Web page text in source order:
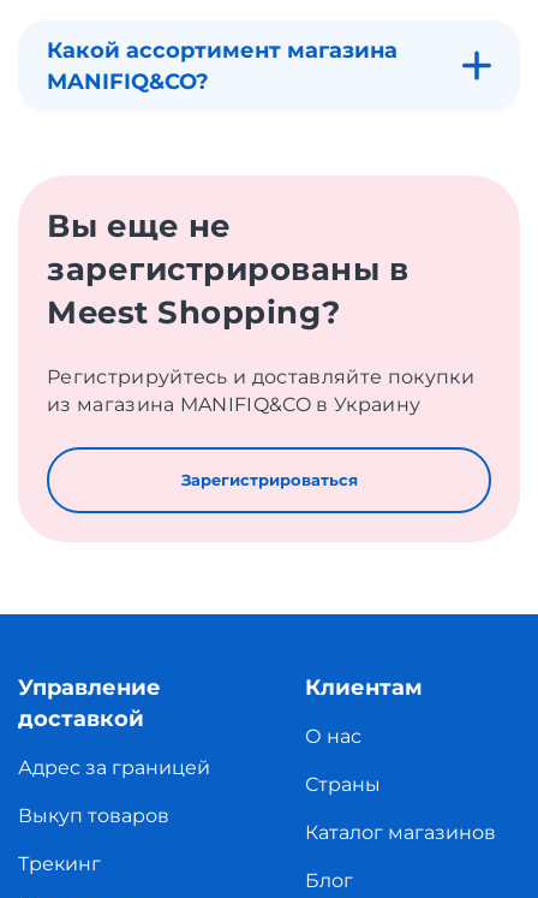
Какой ассортимент магазина
MANIFIQ&CO?
Вы еще не
зарегистрированы в
Meest Shopping?
Регистрируйтесь и доставляйте покупки
из магазина MANIFIQ&CO в Украину
Зарегистрироваться
Управление
доставкой
Адрес за границей
Выкуп товаров
Трекинг
Клиентам
О нас
Страны
Каталог магазинов
Блог